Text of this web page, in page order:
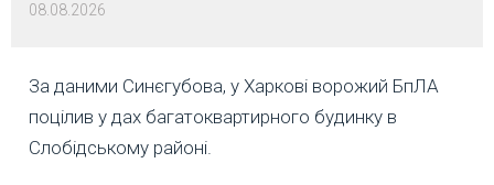
08.08.2026
За даними Синєгубова, у Харкові ворожий БпЛА
поцілив у дах багатоквартирного будинку в
Слобідському районі.